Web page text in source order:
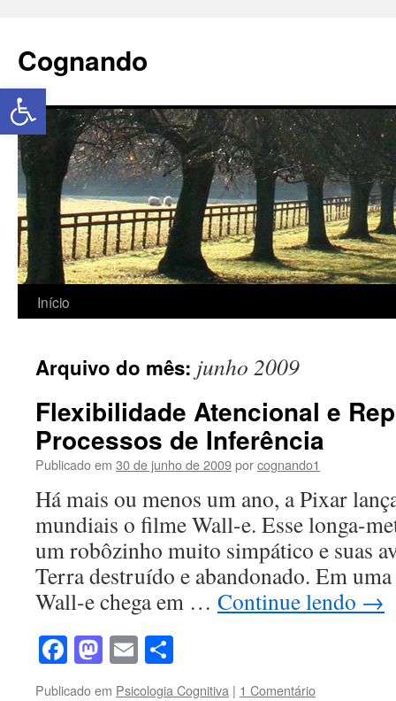
Abrir a barra de ferramentas
Cognando
Início
Arquivo do mês: junho 2009
Flexibilidade Atencional e
Processos de Inferência
Publicado em 30 de junho de 2009porcognando1
Há mais ou menos um ano, a Pixar
mundiais o filme Wall-e. Esse longa-
um robôzinho muito simpático e suas
Terra destruído e abandonado. Em
Wall-e chega em … Continue lendo →
Facebook
Mastodon
Email
Publicado em Psicologia Cognitiva | 1 Comentário